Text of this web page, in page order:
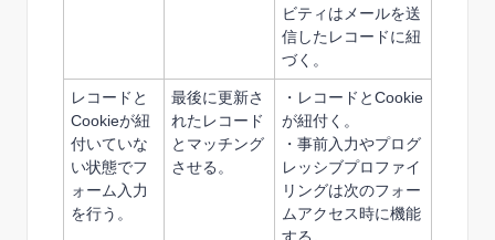
ビティはメールを送
信したレコードに紐
づく。
レコードと
Cookieが紐
付いていな
い状態でフ
ォーム入力
を行う。
最後に更新さ
れたレコード
とマッチング
させる。
・レコードとCookie
が紐付く。
・事前入力やプログ
レッシブプロファイ
リングは次のフォー
ムアクセス時に機能